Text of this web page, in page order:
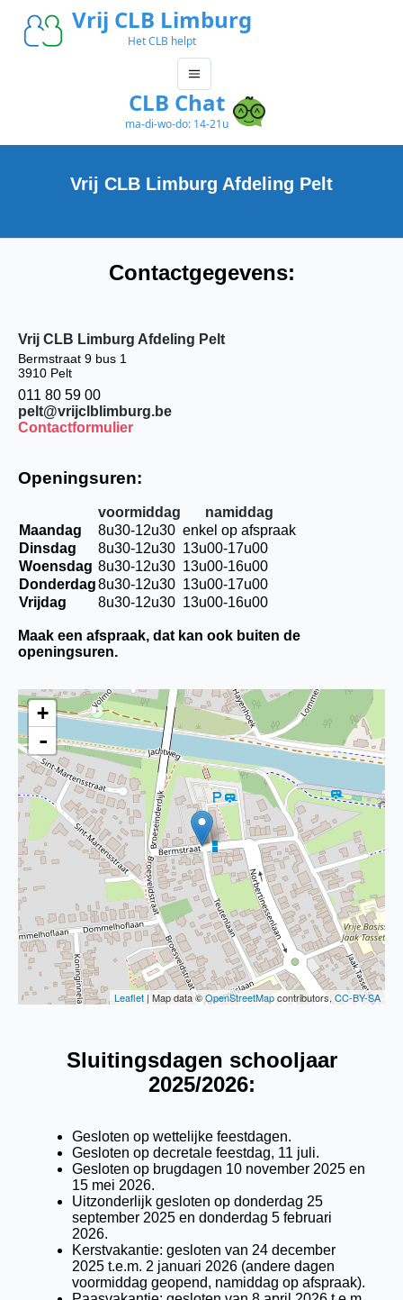
Vrij CLB Limburg
Het CLB helpt
CLB Chat
ma-di-wo-do: 14-21u
Vrij CLB Limburg Afdeling Pelt
Contactgegevens:
Vrij CLB Limburg Afdeling Pelt
Bermstraat 9 bus 1
3910 Pelt
011 80 59 00
pelt@vrijclblimburg.be
Contactformulier
Openingsuren:
voormiddag
namiddag
Maandag
8u30-12u30 enkel op afspraak
Dinsdag
8u30-12u30 13u00-17u00
Woensdag 8u30-12u30 13u00-16u00
Donderdag8u30-12u30 13u00-17u00
Vrijdag
8u30-12u30 13u00-16u00
Maak een afspraak, dat kan ook buiten de
openingsuren.
+
-
Leaflet | Map data ©OpenStreetMapcontributors, CC-BY-SA
Sluitingsdagen schooljaar
2025/2026:
Gesloten op wettelijke feestdagen.
Gesloten op decretale feestdag, 11 juli.
Gesloten op brugdagen 10 november 2025 en
15 mei 2026.
Uitzonderlijk gesloten op donderdag 25
september 2025 en donderdag 5 februari
2026.
Kerstvakantie: gesloten van 24 december
2025 t.e.m. 2 januari 2026 (andere dagen
voormiddag geopend, namiddag op afspraak).